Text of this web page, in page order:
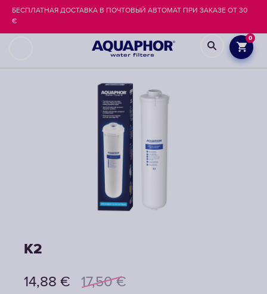
0
БЕСПЛАТНАЯ ДОСТАВКА В ПОЧТОВЫЙ АВТОМАТ ПРИ ЗАКАЗЕ ОТ 30
€
K2
14,88 € 17,50 €